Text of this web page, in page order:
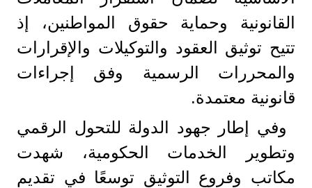
القانونية وحماية حقوق المواطنين، إذ
تتيح توثيق العقود والتوكيلات والإقرارات
والمحررات الرسمية وفق إجراءات
قانونية معتمدة.
وفي إطار جهود الدولة للتحول الرقمي
وتطوير الخدمات الحكومية، شهدت
مكاتب وفروع التوثيق توسعًا في تقديم